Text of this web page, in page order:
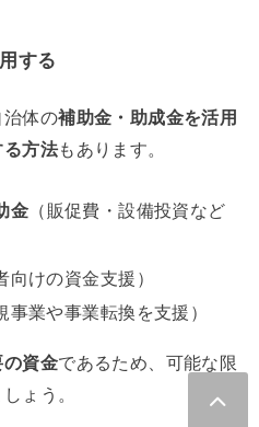
する
治体の補助金・助成金を活用
る方法もあります。
金 （販促費・設備投資など
向けの資金支援）
事業や事業転換を支援）
の資金であるため、可能な限
ょう。